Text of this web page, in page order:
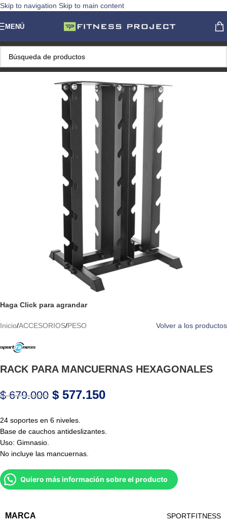
Skip to navigation Skip to main content
MENÚ
Haga Click para agrandar
Inicio/ACCESORIOS/PESO Volver a los productos
RACK PARA MANCUERNAS HEXAGONALES
$679.000 $ 577.150
24 soportes en 6 niveles.
Base de cauchos antideslizantes.
Uso: Gimnasio.
No incluye las mancuernas.
Quiero más información sobre el producto
MARCA SPORTFITNESS